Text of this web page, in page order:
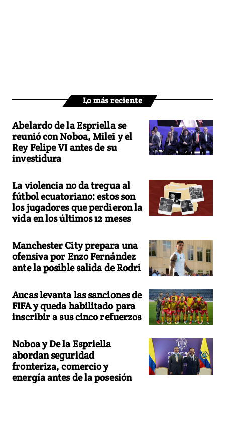
Lo más reciente
Abelardo de la Espriella se
reunió con Noboa, Milei y el
Rey Felipe VI antes de su
investidura
La violencia no da tregua al
fútbol ecuatoriano: estos son
los jugadores que perdieron la
vida en los últimos 12 meses
Manchester City prepara una
ofensiva por Enzo Fernández
ante la posible salida de Rodri
Aucas levanta las sanciones de
FIFA y queda habilitado para
inscribir a sus cinco refuerzos
Noboa y De la Espriella
abordan seguridad
fronteriza, comercio y
energía antes de la posesión